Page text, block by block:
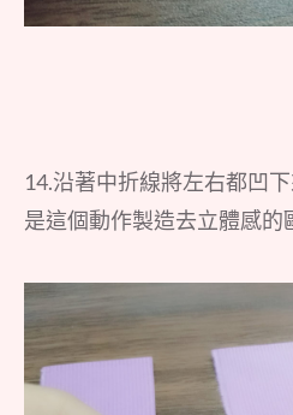
14.沿著中折線將左右都凹
是這個動作製造去立體感的